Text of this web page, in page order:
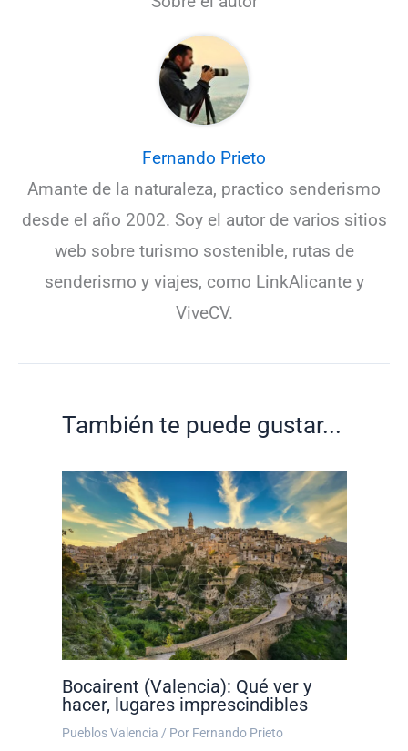
Fernando Prieto
Amante de la naturaleza, practico senderismo
desde el año 2002. Soy el autor de varios sitios
web sobre turismo sostenible, rutas de
senderismo y viajes, como LinkAlicante y
ViveCV.
También te puede gustar...
Bocairent (Valencia): Qué ver y
hacer, lugares imprescindibles
Pueblos Valencia / Por Fernando Prieto